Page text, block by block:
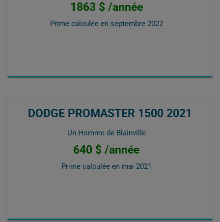
1863 $ /année
Prime calculée en septembre 2022
DODGE PROMASTER 1500 2021
Un Homme de Blainville
640 $ /année
Prime calculée en mai 2021